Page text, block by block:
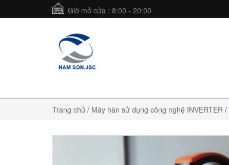
Giờ mở cửa : 8:00 - 20:00
Trang chủ / Máy hàn sử dụng công nghệ INVERTER /